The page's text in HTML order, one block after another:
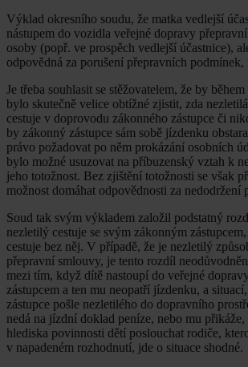
Výklad okresního soudu, že matka vedlejší
nástupem do vozidla veřejné dopravy
osoby (popř. ve prospěch vedlejší účastnice),
odpovědná za porušení přepravních podmínek,
Je třeba souhlasit se stěžovatelem, že by
bylo skutečně velice obtížné zjistit, zda
cestuje v doprovodu zákonného zástupce či
by zákonný zástupce sám sobě jízdenku
právo požadovat po něm prokázání osobních
bylo možné usuzovat na příbuzenský vztah k
jeho totožnost. Bez zjištění totožnosti se však
možnost domáhat odpovědnosti za nedodržení
Soud tak svým výkladem založil podstatný
nezletilý cestuje se svým zákonným
cestuje bez něj. V případě, že je nezletilý
přepravní smlouvy, je tento rozdíl
mezi tím, když dítě nastoupí do veřejné
zástupcem a ten mu neopatří jízdenku, a
zástupce pošle nezletilého do dopravního
nedá na jízdní doklad peníze, nebo mu
hlediska povinnosti dětí poslouchat rodiče,
v napadeném rozhodnutí, jde o situace shodné.